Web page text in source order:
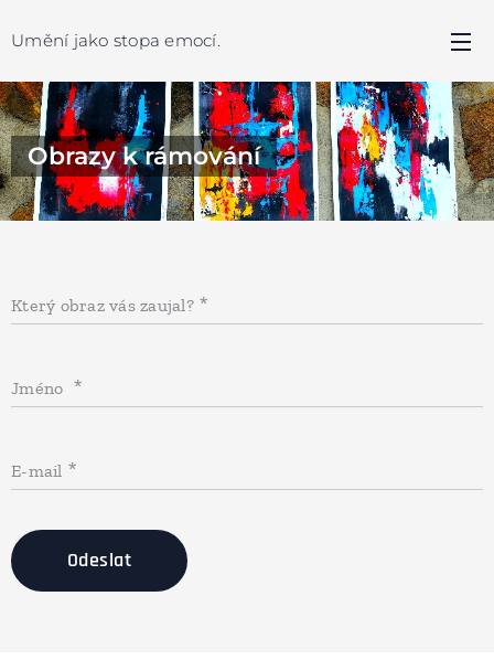
Umění jako stopa emocí.
Obrazy k rámování
Který obraz vás zaujal?
Jméno
E-mail
Odeslat